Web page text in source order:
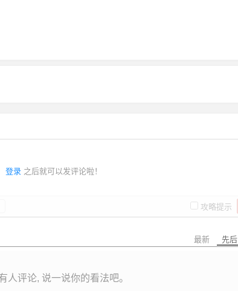
登录 之后就可以发评论啦！
攻略提示
最新 先后
人评论, 说一说你的看法吧。